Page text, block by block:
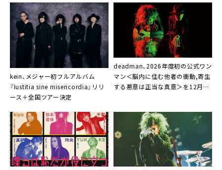
kein、メジャー初フルアルバム
『Iustitia sine misericordia』リリ
ース＋全国ツアー決定
deadman、2026年度初の公式ワン
マン＜脳内に住む他者の衝動,寄生
する悪意は正当な真意＞を12月開